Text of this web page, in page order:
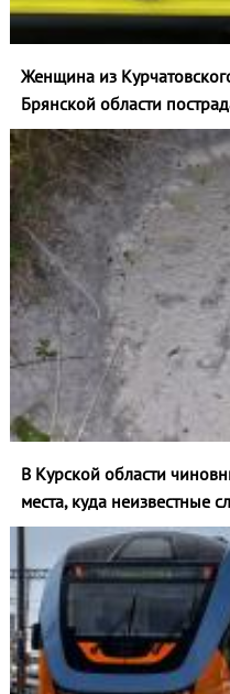
Женщина из
Брянской области
В Курской области
места, куда неизвестные